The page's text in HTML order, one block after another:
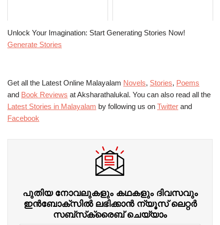
Unlock Your Imagination: Start Generating Stories Now!
Generate Stories
Get all the Latest Online Malayalam Novels, Stories, Poems
and Book Reviews at Aksharathalukal. You can also read all the
Latest Stories in Malayalam by following us on Twitter and
Facebook
പുതിയ നോവലുകളും കഥകളും ദിവസവും
ഇന്‍ബോക്‌സില്‍ ലഭിക്കാന്‍ ന്യൂസ് ലെറ്റർ
സബ്‌സ്‌ക്രൈബ് ചെയ്യാം